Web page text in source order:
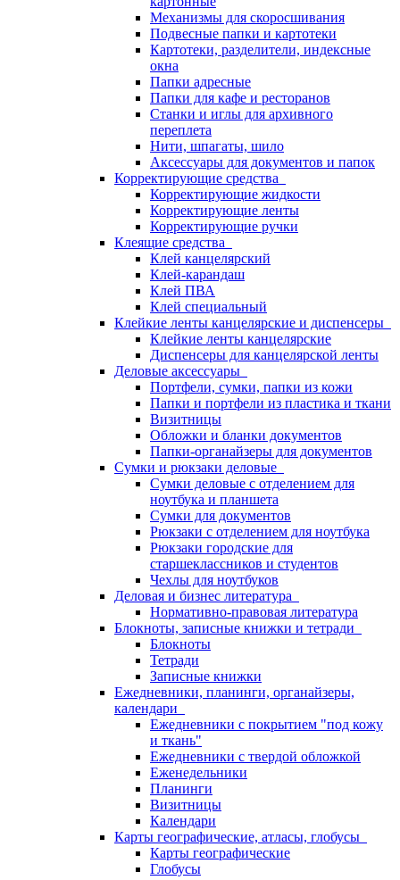
Механизмы для скоросшивания
Подвесные папки и картотеки
Картотеки, разделители, индексные
окна
Папки адресные
Папки для кафе и ресторанов
Станки и иглы для архивного
переплета
Нити, шпагаты, шило
Аксессуары для документов и папок
Корректирующие средства
Корректирующие жидкости
Корректирующие ленты
Корректирующие ручки
Клеящие средства
Клей канцелярский
Клей-карандаш
Клей ПВА
Клей специальный
Клейкие ленты канцелярские и диспенсеры
Клейкие ленты канцелярские
Диспенсеры для канцелярской ленты
Деловые аксессуары
Портфели, сумки, папки из кожи
Папки и портфели из пластика и ткани
Визитницы
Обложки и бланки документов
Папки-органайзеры для документов
Сумки и рюкзаки деловые
Сумки деловые с отделением для
ноутбука и планшета
Сумки для документов
Рюкзаки с отделением для ноутбука
Рюкзаки городские для
старшеклассников и студентов
Чехлы для ноутбуков
Деловая и бизнес литература
Нормативно-правовая литература
Блокноты, записные книжки и тетради
Блокноты
Тетради
Записные книжки
Ежедневники, планинги, органайзеры,
календари
Ежедневники с покрытием "под кожу
и ткань"
Ежедневники с твердой обложкой
Еженедельники
Планинги
Визитницы
Календари
Карты географические, атласы, глобусы
Карты географические
Глобусы